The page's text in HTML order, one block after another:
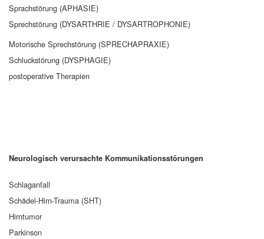
Sprachstörung (APHASIE)
Sprechstörung (DYSARTHRIE / DYSARTROPHONIE)
Motorische Sprechstörung (SPRECHAPRAXIE)
Schluckstörung (DYSPHAGIE)
postoperative Therapien
Neurologisch verursachte Kommunikationsstörungen
Schlaganfall
Schädel-Hirn-Trauma (SHT)
Hirntumor
Parkinson